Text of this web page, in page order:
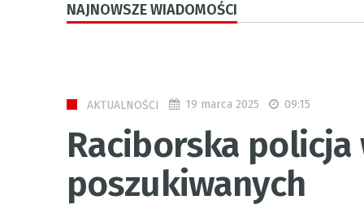
NAJNOWSZE WIADOMOŚCI
AKTUALNOŚCI 19 marca 2025 09:15
Raciborska
poszukiwanych